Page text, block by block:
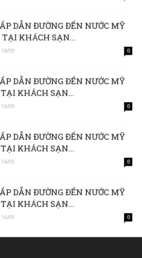
Viking
DẪN ĐƯỜNG ĐẾN NƯỚC MỸ
KHÁCH SẠN...
16/09 0
DẪN ĐƯỜNG ĐẾN NƯỚC MỸ
KHÁCH SẠN...
16/09 0
DẪN ĐƯỜNG ĐẾN NƯỚC MỸ
KHÁCH SẠN...
16/09 0
DẪN ĐƯỜNG ĐẾN NƯỚC MỸ
KHÁCH SẠN...
16/09 0